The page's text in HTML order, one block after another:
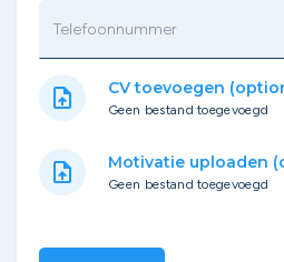
Telefoonnummer
upload_file CV toevoegen
Geen bestand toegevoegd
upload_file Motivatie uploaden
Geen bestand toegevoegd